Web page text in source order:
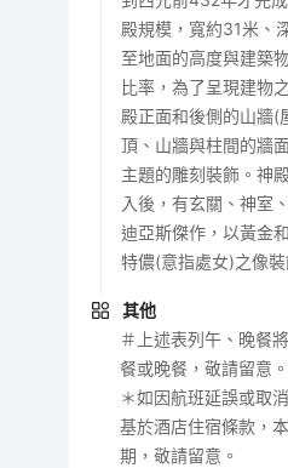
殿規模，寬約31米、
至地面的高度與建築
比率，為了呈現建物
殿正面和後側的山牆(
頂、山牆與柱間的牆
主題的雕刻裝飾。神
入後，有玄關、神室
迪亞斯傑作，以黃金
特儂(意指處女)之像裝
其他
＃上述表列午、晚餐
餐或晚餐，敬請留意。
＊如因航班延誤或取
基於酒店住宿條款，
期，敬請留意。